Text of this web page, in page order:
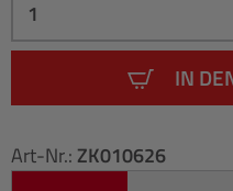
IN
Art-Nr.: ZK010626